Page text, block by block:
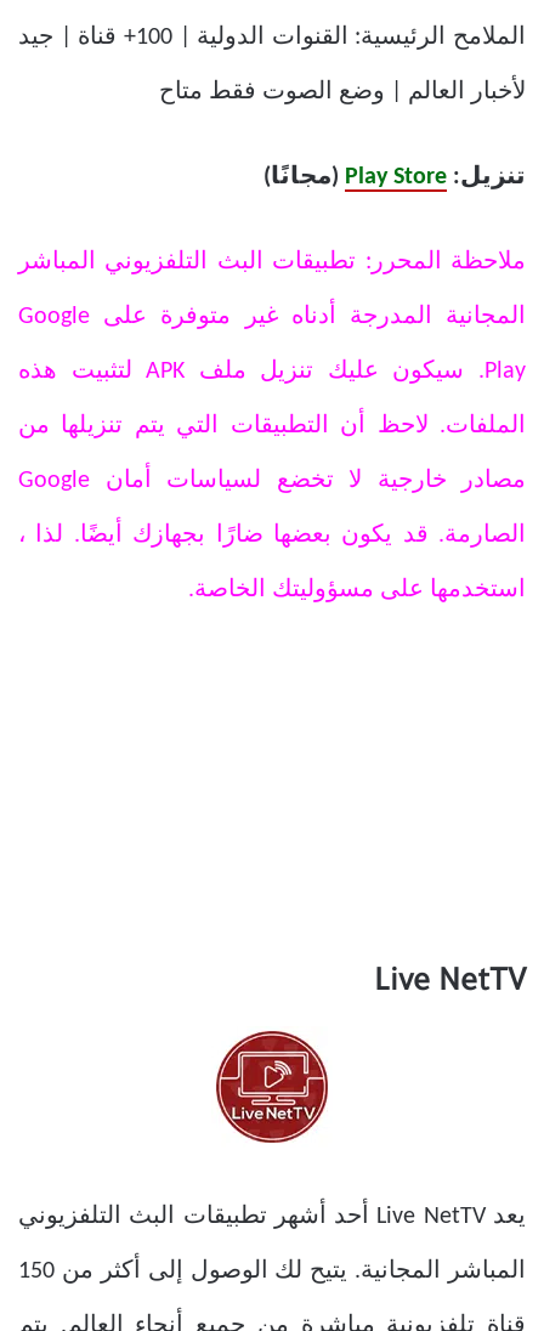
الملامح الرئيسية: القنوات الدولية | 100+ قناة | جيد
لأخبار العالم | وضع الصوت فقط متاح
تنزيل: Play Store (مجانًا)
ملاحظة المحرر: تطبيقات البث التلفزيوني المباشر
المجانية المدرجة أدناه غير متوفرة على Google
Play. سيكون عليك تنزيل ملف APK لتثبيت هذه
الملفات. لاحظ أن التطبيقات التي يتم تنزيلها من
مصادر خارجية لا تخضع لسياسات أمان Google
الصارمة. قد يكون بعضها ضارًا بجهازك أيضًا. لذا ،
استخدمها على مسؤوليتك الخاصة.
Live NetTV
يعد Live NetTV أحد أشهر تطبيقات البث التلفزيوني
المباشر المجانية. يتيح لك الوصول إلى أكثر من 150
قناة تلفزيونية مباشرة من جميع أنحاء العالم. يتم